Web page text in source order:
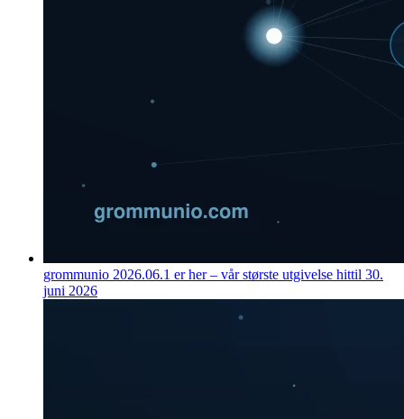
grommunio 2026.06.1 er her – vår største utgivelse hittil 30.
juni 2026